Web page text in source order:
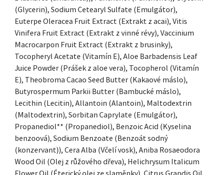
(Glycerin), Sodium Cetearyl Sulfate (Emulgátor),
Euterpe Oleracea Fruit Extract (Extrakt z acai), Vitis
Vinifera Fruit Extract (Extrakt z vinné révy), Vaccinium
Macrocarpon Fruit Extract (Extrakt z brusinky),
Tocopheryl Acetate (Vitamín E), Aloe Barbadensis Leaf
Juice Powder (Prášek z aloe vera), Tocopherol (Vitamín
E), Theobroma Cacao Seed Butter (Kakaové máslo),
Butyrospermum Parkii Butter (Bambucké máslo),
Lecithin (Lecitin), Allantoin (Alantoin), Maltodextrin
(Maltodextrin), Sorbitan Caprylate (Emulgátor),
Propanediol** (Propanediol), Benzoic Acid (Kyselina
benzoová), Sodium Benzoate (Benzoát sodný
(konzervant)), Cera Alba (Včelí vosk), Aniba Rosaeodora
Wood Oil (Olej z růžového dřeva), Helichrysum Italicum
Flower Oil (Éterický olej ze slaměnky), Citrus Grandis Oil